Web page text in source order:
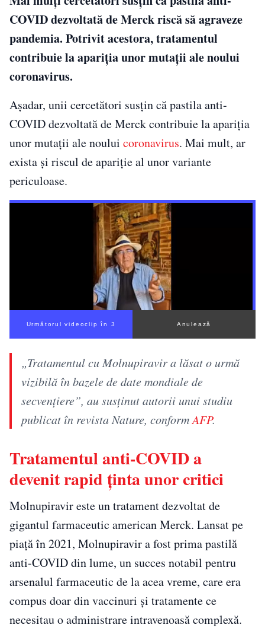
COVID dezvoltată de Merck riscă să agraveze
pandemia. Potrivit acestora, tratamentul
contribuie la apariţia unor mutaţii ale noului
coronavirus.
Așadar, unii cercetători susțin că pastila anti-
COVID dezvoltată de Merck contribuie la apariţia
unor mutaţii ale noului coronavirus. Mai mult, ar
exista și riscul de apariție al unor variante
periculoase.
Următorul videoclip în 2 Anulează
„Tratamentul cu Molnupiravir a lăsat o urmă
vizibilă în bazele de date mondiale de
secvenţiere”, au susținut autorii unui studiu
publicat în revista Nature, conformAFP.
Tratamentul anti-COVID a
devenit rapid ținta unor critici
Molnupiravir este un tratament dezvoltat de
gigantul farmaceutic american Merck. Lansat pe
piaţă în 2021, Molnupiravir a fost prima pastilă
anti-COVID din lume, un succes notabil pentru
arsenalul farmaceutic de la acea vreme, care era
compus doar din vaccinuri şi tratamente ce
necesitau o administrare intravenoasă complexă.